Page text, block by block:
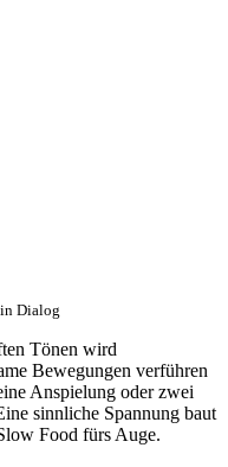
Dialog
Tönen wird
Bewegungen verführen
Anspielung oder zwei
sinnliche Spannung baut
Food fürs Auge.